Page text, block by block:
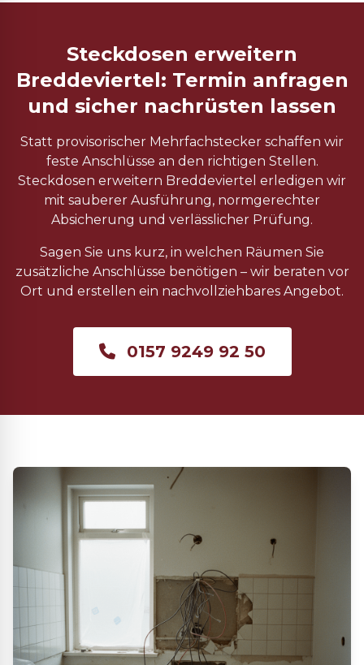
Steckdosen erweitern
Breddeviertel: Termin anfragen
und sicher nachrüsten lassen
Statt provisorischer Mehrfachstecker schaffen wir
feste Anschlüsse an den richtigen Stellen.
Steckdosen erweitern Breddeviertel erledigen wir
mit sauberer Ausführung, normgerechter
Absicherung und verlässlicher Prüfung.
Sagen Sie uns kurz, in welchen Räumen Sie
zusätzliche Anschlüsse benötigen – wir beraten vor
Ort und erstellen ein nachvollziehbares Angebot.
0157 9249 92 50